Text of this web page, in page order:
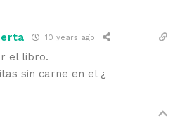
10 years ago
el libro.
sin carne en el ¿